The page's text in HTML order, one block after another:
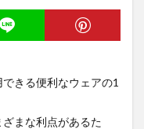
きる便利なウェアの1
まな利点があるた